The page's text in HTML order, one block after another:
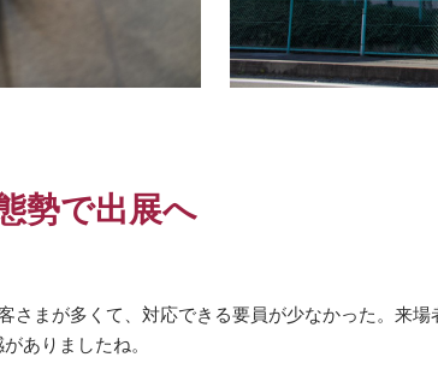
勢で出展へ
さまが多くて、対応できる要員が少なかった。来
ありましたね。